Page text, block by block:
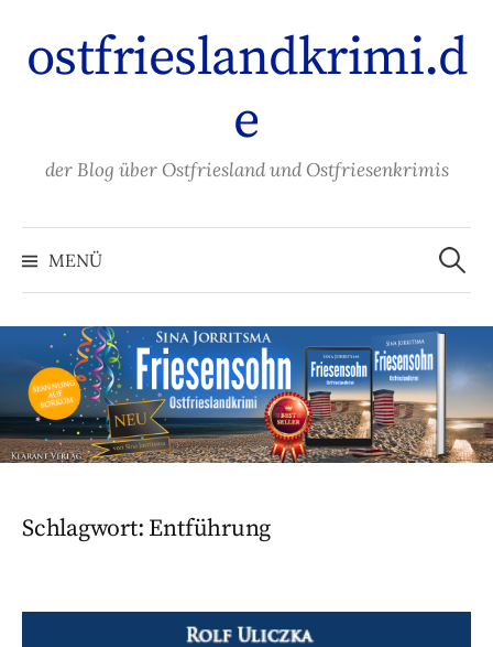
Inhalt
überspringen
ostfrieslandkrimi.d
e
der Blog über Ostfriesland und Ostfriesenkrimis
MENÜ
Suchen
nach:
Schlagwort: Entführung